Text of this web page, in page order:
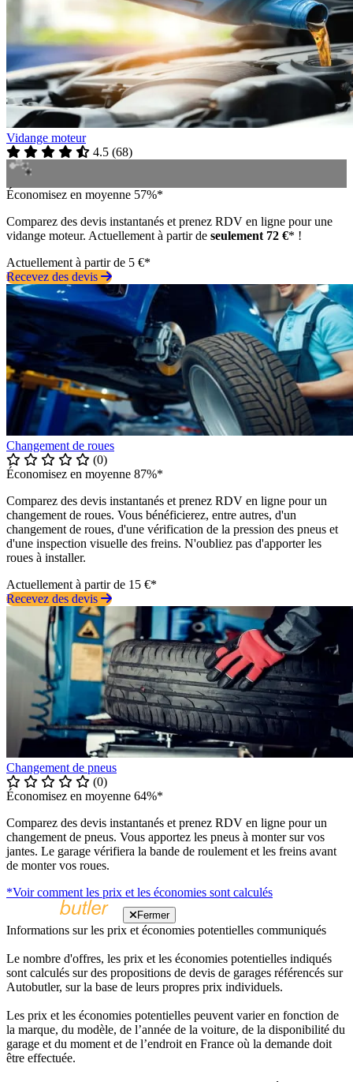
Vidange moteur
4.5 (68)
Économisez en moyenne 57%*
Comparez des devis instantanés et prenez RDV en ligne pour une
vidange moteur. Actuellement à partir de seulement 72 €* !
Actuellement à partir de 5 €*
Recevez des devis
Changement de roues
(0)
Économisez en moyenne 87%*
Comparez des devis instantanés et prenez RDV en ligne pour un
changement de roues. Vous bénéficierez, entre autres, d'un
changement de roues, d'une vérification de la pression des pneus et
d'une inspection visuelle des freins. N'oubliez pas d'apporter les
roues à installer.
Actuellement à partir de 15 €*
Recevez des devis
Changement de pneus
(0)
Économisez en moyenne 64%*
Comparez des devis instantanés et prenez RDV en ligne pour un
changement de pneus. Vous apportez les pneus à monter sur vos
jantes. Le garage vérifiera la bande de roulement et les freins avant
de monter vos roues.
*Voir comment les prix et les économies sont calculés
Fermer
Informations sur les prix et économies potentielles communiqués
Le nombre d'offres, les prix et les économies potentielles indiqués
sont calculés sur des propositions de devis de garages référencés sur
Autobutler, sur la base de leurs propres prix individuels.
Les prix et les économies potentielles peuvent varier en fonction de
la marque, du modèle, de l’année de la voiture, de la disponibilité du
garage et du moment et de l’endroit en France où la demande doit
être effectuée.